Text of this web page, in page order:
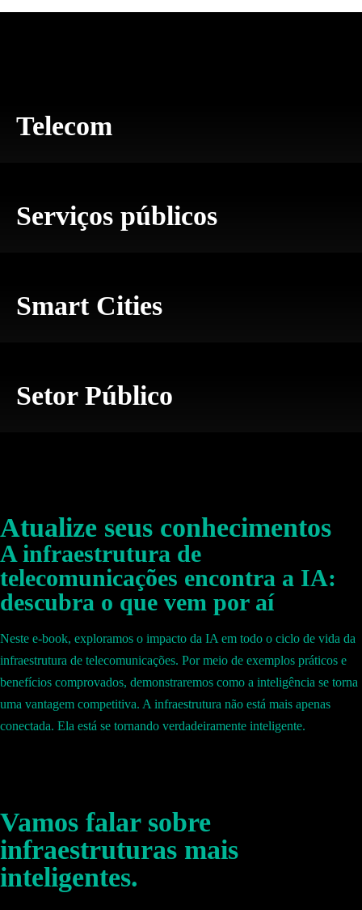
Telecom
Serviços públicos
Smart Cities
Setor Público
Atualize seus conhecimentos
A infraestrutura de
telecomunicações encontra a IA:
descubra o que vem por aí
Neste e-book, exploramos o impacto da IA em todo o ciclo de vida da
infraestrutura de telecomunicações. Por meio de exemplos práticos e
benefícios comprovados, demonstraremos como a inteligência se torna
uma vantagem competitiva. A infraestrutura não está mais apenas
conectada. Ela está se tornando verdadeiramente inteligente.
Vamos falar sobre
infraestruturas mais
inteligentes.